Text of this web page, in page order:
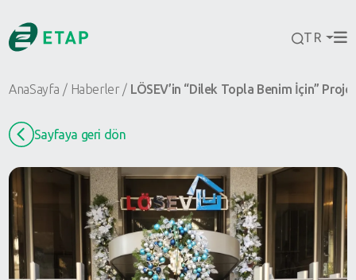
TR
AnaSayfa Haberler LÖSEV’in “Dilek Topla Benim İçin”
Sayfaya geri dön